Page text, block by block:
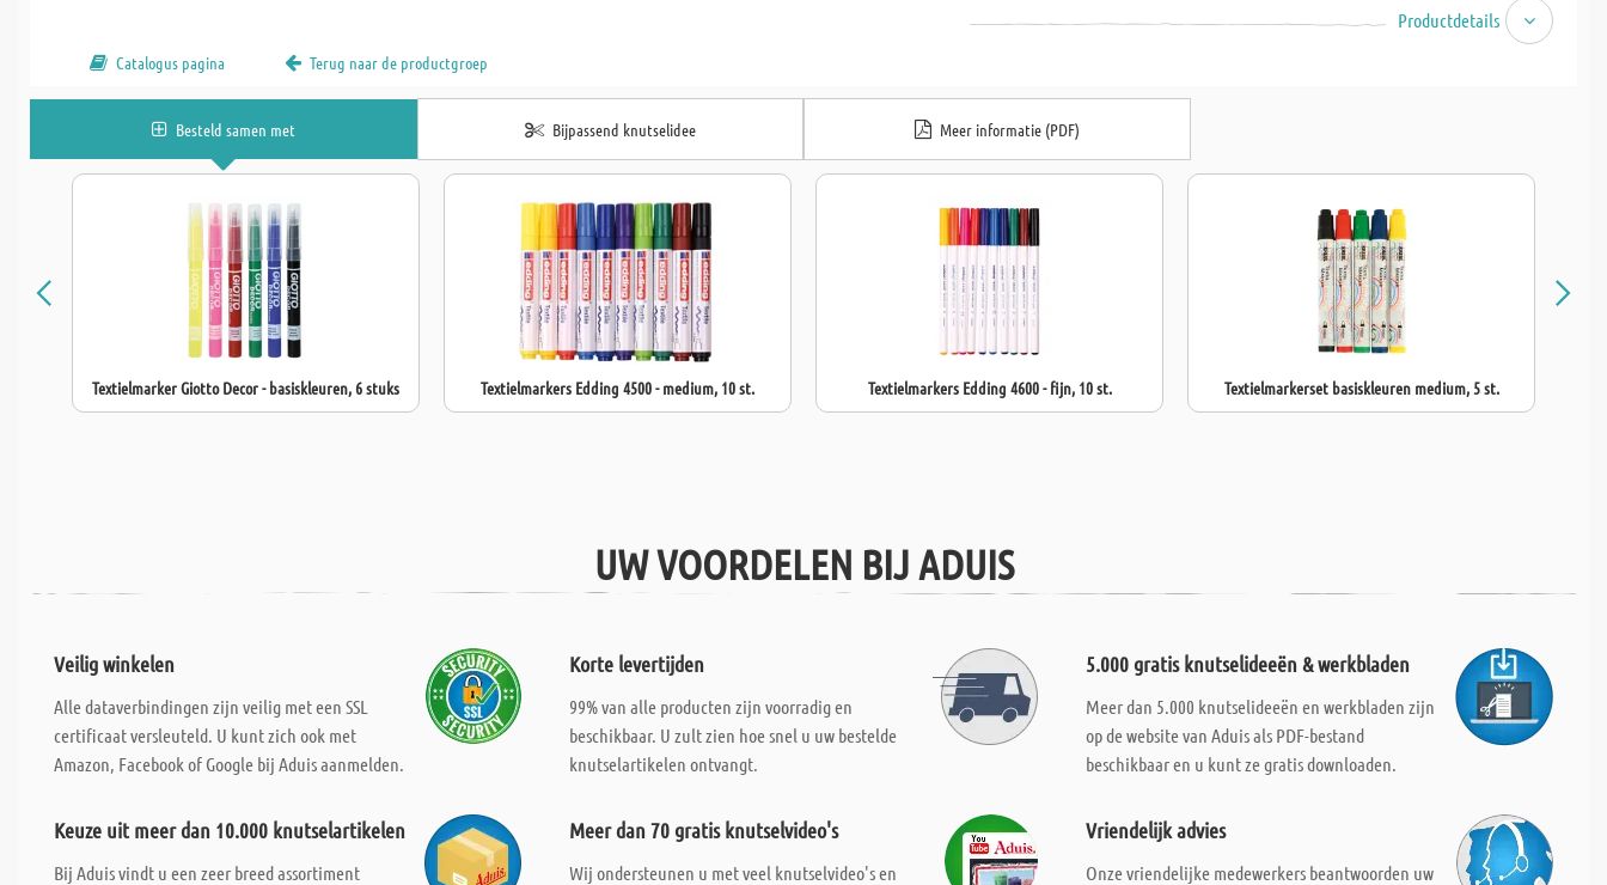
Productdetails
Catalogus pagina Terug naar de productgroep
Besteld samen met Bijpassend knutselidee Meer informatie (PDF)
Textielmarker Giotto Decor - basiskleuren, 6 stuks Textielmarkers Edding 4500 - medium, 10 st. Textielmarkers Edding 4600 - fijn, 10 st. Textielmarkerset basiskleuren medium, 5 st.
UW VOORDELEN BIJ ADUIS
Veilig winkelen
Alle dataverbindingen zijn veilig met een SSL
certificaat versleuteld. U kunt zich ook met
Amazon, Facebook of Google bij Aduis aanmelden.
Korte levertijden
99% van alle producten zijn voorradig en
beschikbaar. U zult zien hoe snel u uw bestelde
knutselartikelen ontvangt.
5.000 gratis knutselideeën & werkbladen
Meer dan 5.000 knutselideeën en werkbladen zijn
op de website van Aduis als PDF-bestand
beschikbaar en u kunt ze gratis downloaden.
Keuze uit meer dan 10.000 knutselartikelen
Bij Aduis vindt u een zeer breed assortiment
Meer dan 70 gratis knutselvideo's
Wij ondersteunen u met veel knutselvideo's en
Vriendelijk advies
Onze vriendelijke medewerkers beantwoorden uw